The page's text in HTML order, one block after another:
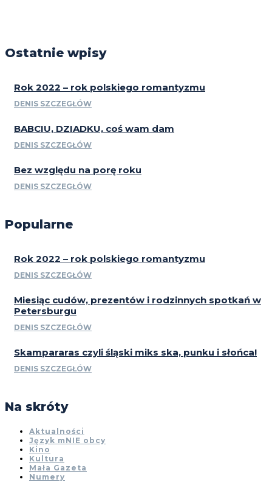
Ostatnie wpisy
Rok 2022 – rok polskiego romantyzmu
DENIS SZCZEGŁÓW
BABCIU, DZIADKU, coś wam dam
DENIS SZCZEGŁÓW
Bez względu na porę roku
DENIS SZCZEGŁÓW
Popularne
Rok 2022 – rok polskiego romantyzmu
DENIS SZCZEGŁÓW
Miesiąc cudów, prezentów i rodzinnych spotkań w
Petersburgu
DENIS SZCZEGŁÓW
Skampararas czyli śląski miks ska, punku i słońca!
DENIS SZCZEGŁÓW
Na skróty
Aktualności
Język mNIE obcy
Kino
Kultura
Mała Gazeta
Numery